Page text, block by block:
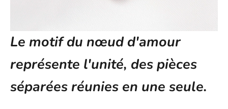
Le motif du nœud d'amour
représente l'unité, des pièces
séparées réunies en une seule.